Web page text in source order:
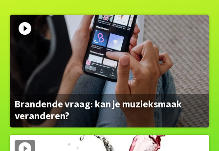
Brandende vraag: kan je muzieksmaak
veranderen?